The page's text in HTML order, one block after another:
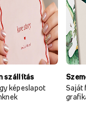
szállítás
képeslapot
Saját